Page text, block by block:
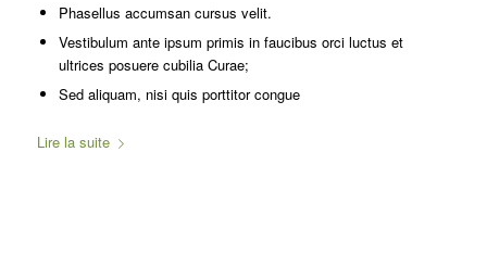
Phasellus accumsan cursus velit.
Vestibulum ante ipsum primis in faucibus orci luctus et
ultrices posuere cubilia Curae;
Sed aliquam, nisi quis porttitor congue
Lire la suite